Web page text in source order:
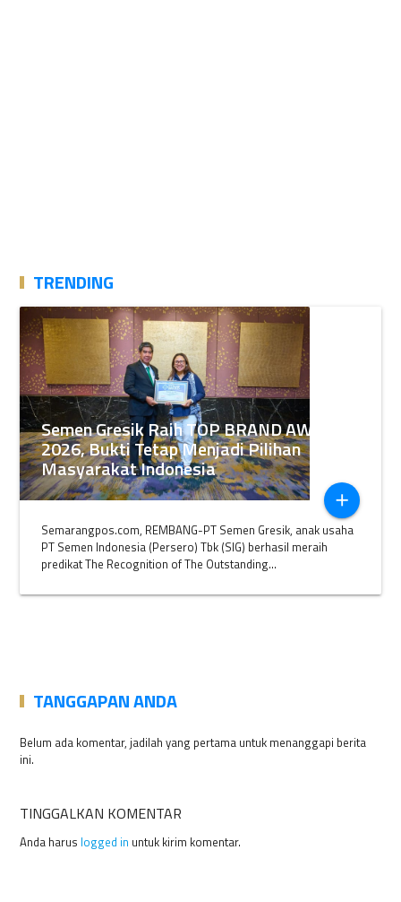
TRENDING
Semen Gresik Raih TOP BRAND AWARDS
2026, Bukti Tetap Menjadi Pilihan
Masyarakat Indonesia
add
Semarangpos.com, REMBANG-PT Semen Gresik, anak usaha
PT Semen Indonesia (Persero) Tbk (SIG) berhasil meraih
predikat The Recognition of The Outstanding...
TANGGAPAN ANDA
Belum ada komentar, jadilah yang pertama untuk menanggapi berita
ini.
TINGGALKAN KOMENTAR
Anda harus logged in untuk kirim komentar.